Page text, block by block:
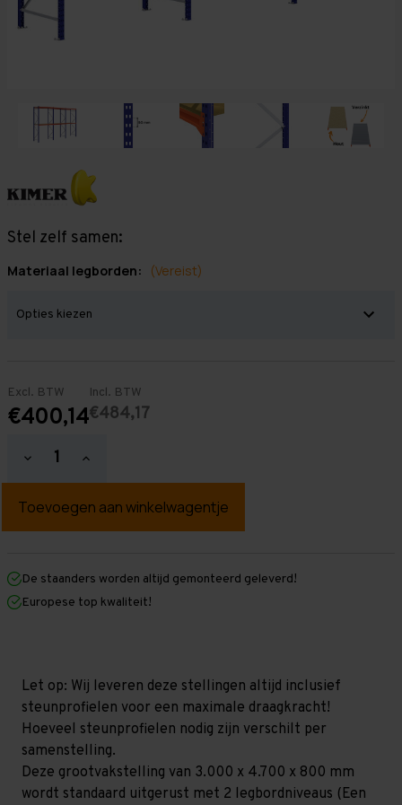
Stel zelf samen:
Materiaal legborden: (Vereist)
Excl. BTW
€400,14
Incl. BTW
€484,17
Hoeveelheid
verlagen
Grootvakstelling
mm
mm
x
800
niveaus
(Liggerlengte
1.500
mm)
Hoeveelheid
verhogen
Grootvakstelling
mm
mm
800
niveaus
(Liggerlengte
1.500
mm)
De staanders worden altijd gemonteerd geleverd!
Europese top kwaliteit!
Let op: Wij leveren deze stellingen altijd inclusief
steunprofielen voor een maximale draagkracht!
Hoeveel steunprofielen nodig zijn verschilt per
samenstelling.
Deze grootvakstelling van 3.000 x 4.700 x 800 mm
wordt standaard uitgerust met 2 legbordniveaus (Een